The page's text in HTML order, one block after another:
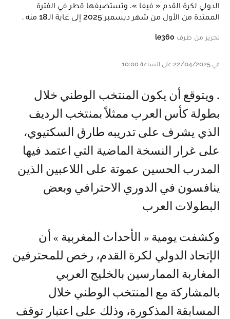
الدولي لكرة القدم « فيفا »، وتستضيفها قطر في الفترة
الممتدة من الأول من شهر ديسمبر 2025 إلى غاية الـ18 منه .
تحرير من طرف le360
في 22/04/2025 على الساعة 10:00
. ويتوقع أن يكون المنتخب الوطني خلال
بطولة كأس العرب ممثلاً بمنتخب الرديف
الذي يشرف على تدريبه طارق السكتيوي،
على غرار النسخة الماضية التي اعتمد فيها
المدرب الحسين عموتة على اللاعبين الذين
ينافسون في الدوري الاحترافي وبعض
البطولات العرب
وكشفت يومية « الأحداث المغربية » أن
الإتحاد الدولي لكرة القدم، رخص للمحترفين
المغاربة الممارسين بالخليج العربي
بالمشاركة مع المنتخب الوطني خلال
المسابقة المذكورة، وذلك على اعتبار توقف